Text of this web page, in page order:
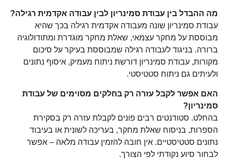
מה ההבדל בין עבודת סמינריון לבין עבודה אקדמית רגילה?
עבודת סמינריון שונה מעבודה אקדמית רגילה בכך שהיא
מבוססת על מחקר עצמאי, שאלת מחקר מוגדרת ומתודולוגיה
ברורה. בניגוד לעבודה רגילה שמבוססת בעיקר על סיכום
מקורות, עבודת סמינריון דורשת ניתוח מעמיק, איסוף נתונים
ולעיתים גם ניתוח סטטיסטי.
האם אפשר לקבל עזרה רק בחלקים מסוימים של עבודת
סמינריון?
בהחלט. סטודנטים רבים פונים לקבלת עזרה רק בסקירת
הספרות, בניסוח שאלת מחקר, בעריכה לשונית או בעיבוד
נתונים סטטיסטיים. אין חובה להזמין עבודה מלאה – אפשר
לבחור סיוע נקודתי לפי הצורך.